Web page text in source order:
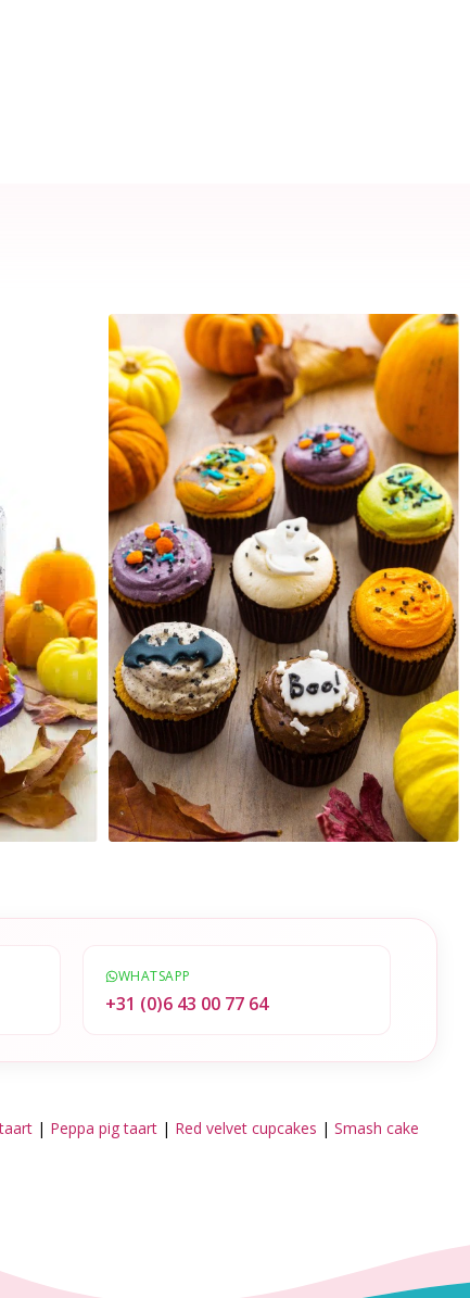
WHATSAPP
+31 (0)6 43 00 77 64
| Peppa pig taart | Red velvet cupcakes | Smash cake